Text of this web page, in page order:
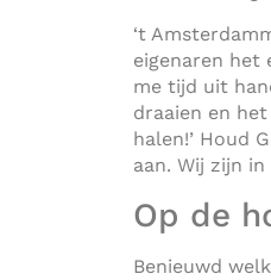
‘t
eigenaren het
me tijd uit
draaien en
halen!’ Houd
aan. Wij zijn
Op de
Benieuwd